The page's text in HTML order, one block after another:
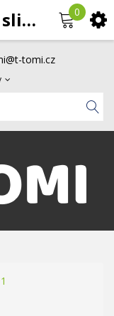
tomi.cz
0
T-TOMI Bambusový slintáček Hearts